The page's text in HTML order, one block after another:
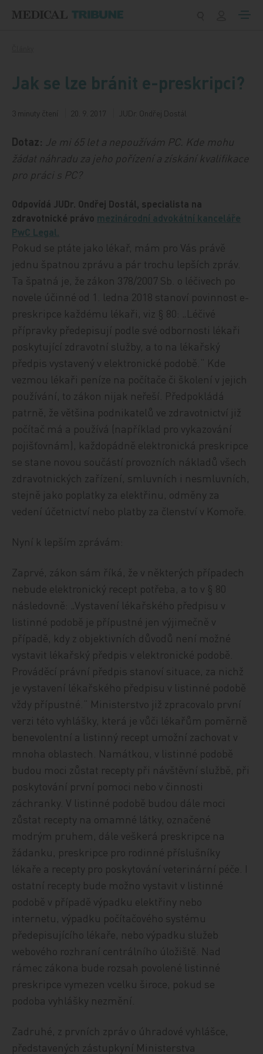
Jak se lze bránit e-preskripci?
3 minuty čtení 20. 9. 2017 JUDr. Ondřej Dostál
Dotaz: Je mi 65 let a nepoužívám PC. Kde mohu
žádat náhradu za jeho pořízení a získání kvalifikace
pro práci s PC?
Odpovídá JUDr. Ondřej Dostál, specialista na
zdravotnické právo mezinárodní advokátní kanceláře
PwC Legal.
Pokud se ptáte jako lékař, mám pro Vás právě
jednu špatnou zprávu a pár trochu lepších zpráv.
Ta špatná je, že zákon 378/2007 Sb. o léčivech po
novele účinné od 1. ledna 2018 stanoví povinnost e-
preskripce každému lékaři, viz § 80: „Léčivé
přípravky předepisují podle své odbornosti lékaři
poskytující zdravotní služby, a to na lékařský
předpis vystavený v elektronické podobě.“ Kde
vezmou lékaři peníze na počítače či školení v jejich
používání, to zákon nijak neřeší. Předpokládá
patrně, že většina podnikatelů ve zdravotnictví již
počítač má a používá (například pro vykazování
pojišťovnám), každopádně elektronická preskripce
se stane novou součástí provozních nákladů všech
zdravotnických zařízení, smluvních i nesmluvních,
stejně jako poplatky za elektřinu, odměny za
vedení účetnictví nebo platby za členství v Komoře.
Nyní k lepším zprávám:
Zaprvé, zákon sám říká, že v některých případech
nebude elektronický recept potřeba, a to v § 80
následovně: „Vystavení lékařského předpisu v
listinné podobě je přípustné jen výjimečně v
případě, kdy z objektivních důvodů není možné
vystavit lékařský předpis v elektronické podobě.
Prováděcí právní předpis stanoví situace, za nichž
je vystavení lékařského předpisu v listinné podobě
vždy přípustné.“ Ministerstvo již zpracovalo první
verzi této vyhlášky, která je vůči lékařům poměrně
benevolentní a listinný recept umožní zachovat v
mnoha oblastech. Namátkou, v listinné podobě
budou moci zůstat recepty při návštěvní službě, při
poskytování první pomoci nebo v činnosti
záchranky. V listinné podobě budou dále moci
zůstat recepty na omamné látky, označené
modrým pruhem, dále veškerá preskripce na
žádanku, preskripce pro rodinné příslušníky
lékaře a recepty pro poskytování veterinární péče. I
ostatní recepty bude možno vystavit v listinné
podobě v případě výpadku elektřiny nebo
internetu, výpadku počítačového systému
předepisujícího lékaře, nebo výpadku služeb
webového rozhraní centrálního úložiště. Nad
rámec zákona bude rozsah povolené listinné
preskripce vymezen vcelku široce, pokud se
podoba vyhlášky nezmění.
Zadruhé, z prvních zpráv o úhradové vyhlášce,
představených zástupkyní Ministerstva